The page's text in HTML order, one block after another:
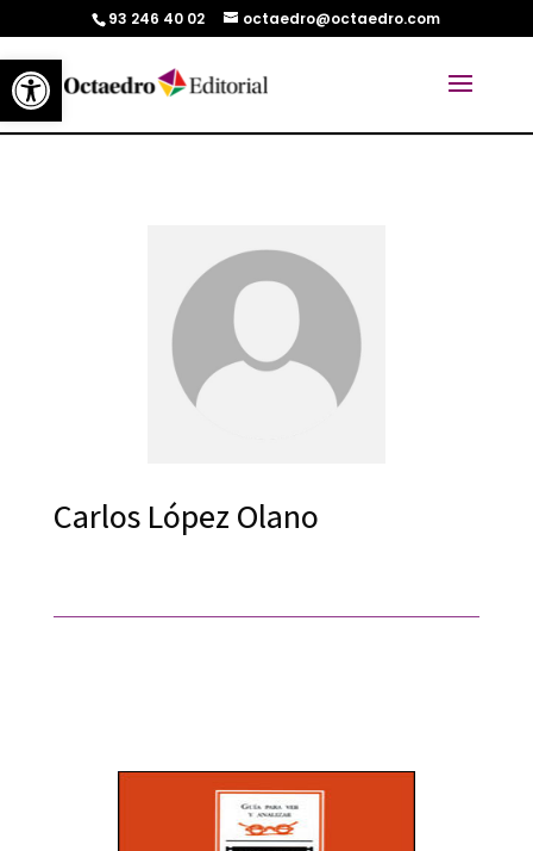
Abrir barra de herramientas
93 246 40 02 octaedro@octaedro.com
Carlos López Olano